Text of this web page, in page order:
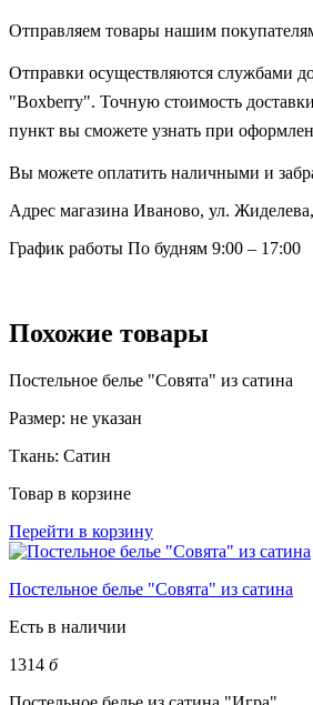
Отправляем товары нашим
Отправки осуществляются службами
"Boxberry". Точную стоимость
пункт вы сможете узнать при
Вы можете оплатить наличными и
Адрес магазина Иваново, ул.
График работы По будням 9:00 – 17:00
Похожие товары
Постельное белье "Совята" из сатина
Размер: не указан
Ткань: Сатин
Товар в корзине
Перейти в корзину
Постельное белье "Совята" из сатина
Есть в наличии
1314 б